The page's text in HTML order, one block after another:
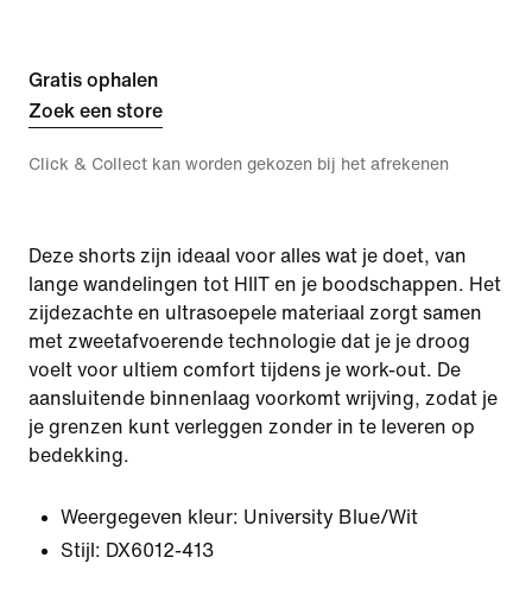
Gratis ophalen
Zoek een store
Click & Collect kan worden gekozen bij het afrekenen
Deze shorts zijn ideaal voor alles wat je doet, van
lange wandelingen tot HIIT en je boodschappen. Het
zijdezachte en ultrasoepele materiaal zorgt samen
met zweetafvoerende technologie dat je je droog
voelt voor ultiem comfort tijdens je work-out. De
aansluitende binnenlaag voorkomt wrijving, zodat je
je grenzen kunt verleggen zonder in te leveren op
bedekking.
Weergegeven kleur: University Blue/Wit
Stijl: DX6012-413